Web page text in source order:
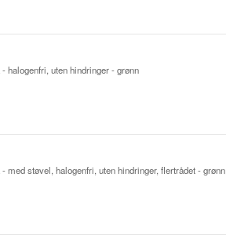
halogenfri, uten hindringer - grønn
med støvel, halogenfri, uten hindringer, flertrådet - grønn